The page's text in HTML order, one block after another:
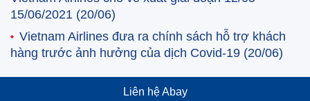
15/06/2021 (20/06)
Vietnam Airlines đưa ra chính sách hỗ trợ khách
hàng trước ảnh hưởng của dịch Covid-19 (20/06)
Liên hệ Abay